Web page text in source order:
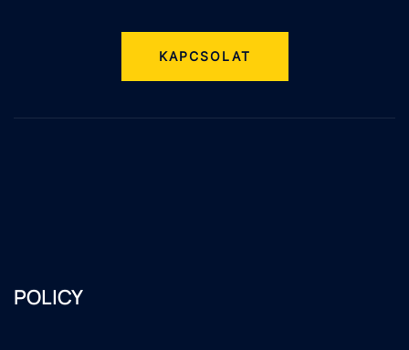
KAPCSOLAT
POLICY